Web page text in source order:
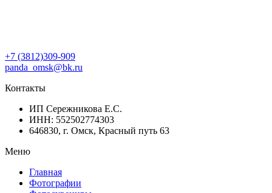
+7 (3812)309-909
panda_omsk@bk.ru
Контакты
ИП Сережникова Е.С.
ИНН: 552502774303
646830, г. Омск, Красный путь 63
Меню
Главная
Фотографии